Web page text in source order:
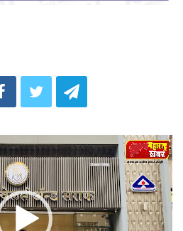
Video
Player